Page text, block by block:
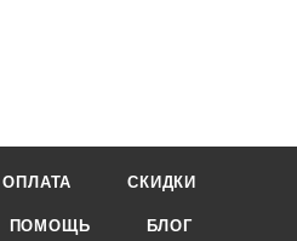
ОПЛАТА СКИДКИ
ПОМОЩЬ БЛОГ